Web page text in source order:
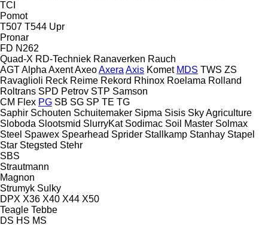
TCI
Pomot
T507 T544 Upr
Pronar
FD N262
Quad-X RD-Techniek Ranaverken Rauch
AGTAlpha AxentAxeoAxera Axis Komet MDS TWS ZS
Ravaglioli Reck Reime Rekord Rhinox Roelama Rolland
Roltrans SPD Petrov STP Samson
CM Flex PG SB SG SP TE TG
Saphir Schouten Schuitemaker Sipma Sisis Sky Agriculture
Sloboda Slootsmid SlurryKat Sodimac Soil Master Solmax
Steel Spawex Spearhead Sprider Stallkamp Stanhay Stapel
Star Stegsted Stehr
SBS
Strautmann
Magnon
Strumyk Sulky
DPX X36 X40 X44 X50
Teagle Tebbe
DS HS MS